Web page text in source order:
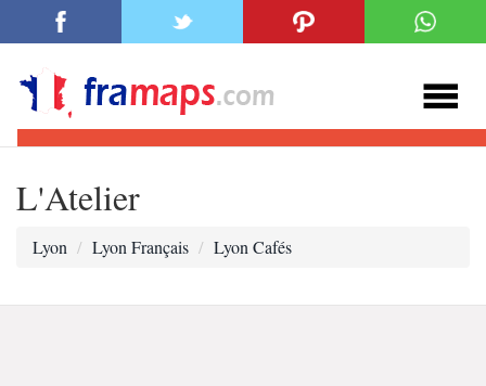
L'Atelier
Lyon Lyon Français Lyon Cafés